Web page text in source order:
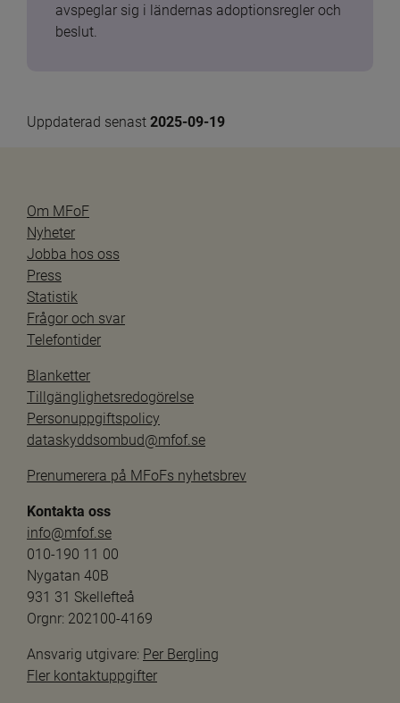
avspeglar sig i ländernas adoptionsregler och
beslut.
Uppdaterad senast 2025-09-19
Om MFoF
Nyheter
Jobba hos oss
Press
Statistik
Frågor och svar
Telefontider
Blanketter
Tillgänglighetsredogörelse
Personuppgiftspolicy
dataskyddsombud@mfof.se
Prenumerera på MFoFs nyhetsbrev
Kontakta oss
info@mfof.se
010-190 11 00
Nygatan 40B
931 31 Skellefteå
Orgnr: 202100-4169
Ansvarig utgivare: Per Bergling
Fler kontaktuppgifter